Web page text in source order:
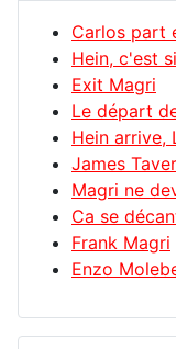
Carlos part
Hein, c'est
Exit Magri
Le départ
Hein arrive,
James
Magri ne
Ca se
Frank Magri
Enzo